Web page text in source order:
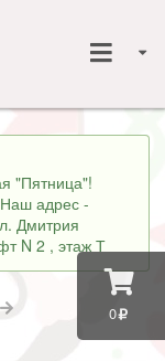
0
"Пятница"!
адрес -
Дмитрия
N 2 , этаж Т